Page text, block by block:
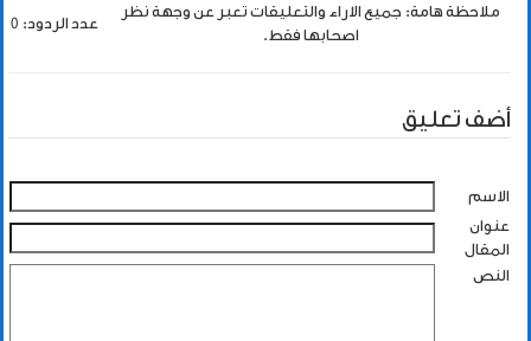
ملاحظة هامة: جميع الاراء والتعليقات تعبر عن وجهة نظر
اصحابها فقط.
عدد الردود: 0
أضف تعليق
الاسم
عنوان
المقال
النص